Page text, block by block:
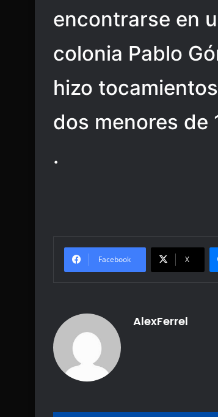
encontrarse en
colonia Pablo
hizo
dos menores de
.
Facebook X
AlexFerrel